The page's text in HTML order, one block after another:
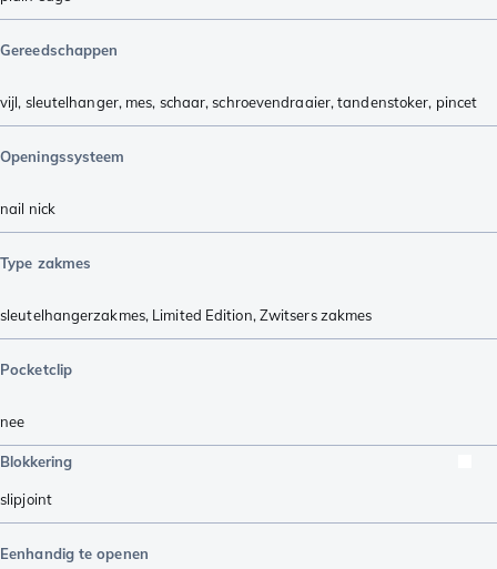
Gereedschappen
vijl, sleutelhanger, mes, schaar,schroevendraaier,tandenstoker, pincet
Openingssysteem
nail nick
Type zakmes
sleutelhangerzakmes, Limited Edition, Zwitsers zakmes
Pocketclip
nee
Blokkering
slipjoint
Eenhandig te openen